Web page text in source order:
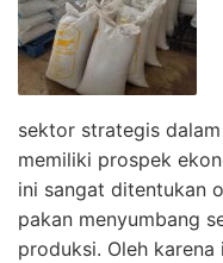
sektor strategis
memiliki prospek
ini sangat ditentukan
pakan menyumbang
produksi. Oleh